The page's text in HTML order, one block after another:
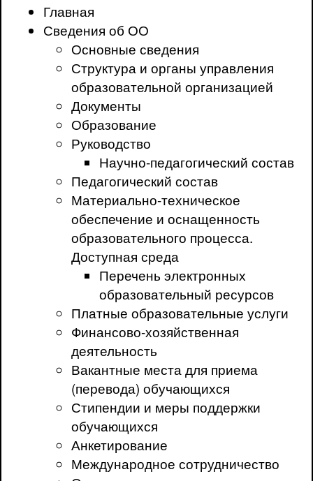
Главная
Сведения об ОО
Основные сведения
Структура и органы управления
образовательной организацией
Документы
Образование
Руководство
Научно-педагогический состав
Педагогический состав
Материально-техническое
обеспечение и оснащенность
образовательного процесса.
Доступная среда
Перечень электронных
образовательный ресурсов
Платные образовательные услуги
Финансово-хозяйственная
деятельность
Вакантные места для приема
(перевода) обучающихся
Стипендии и меры поддержки
обучающихся
Анкетирование
Международное сотрудничество